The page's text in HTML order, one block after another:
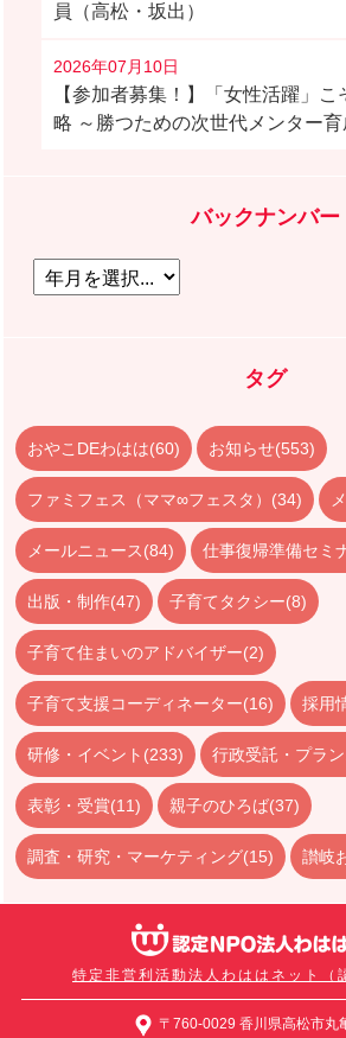
員（高松・坂出）
2026年07月10日
【参加者募集！】「女性活躍」
略 ～勝つための次世代メンター育
バックナンバー
タグ
おやこDEわはは(60) お知らせ(553)
ファミフェス（ママ∞フェスタ）(34)
メールニュース(84) 仕事復帰準備セミ
出版・制作(47) 子育てタクシー(8)
子育て住まいのアドバイザー(2)
子育て支援コーディネーター(16) 採用
研修・イベント(233) 行政受託・プラ
表彰・受賞(11) 親子のひろば(37)
調査・研究・マーケティング(15) 讃岐
特定非営利活動法人わははネット（
〒760-0029 香川県高松市丸